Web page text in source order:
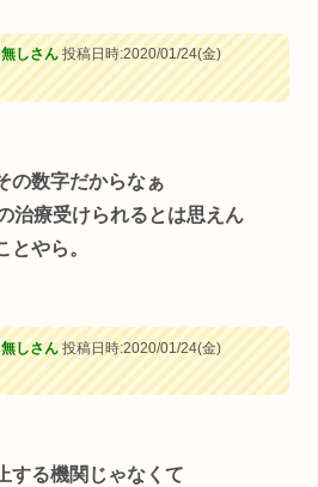
しさん投稿日時:2020/01/24(金)
の数字だからなぁ
治療受けられるとは思えん
とやら。
しさん投稿日時:2020/01/24(金)
する機関じゃなくて